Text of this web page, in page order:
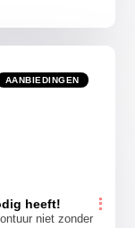
AANBIEDINGEN
heeft!
niet zonder